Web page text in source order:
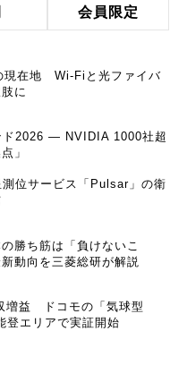
会員限定
現在地 Wi-Fiと光ファイバ
に
ド2026 ― NVIDIA 1000社超
」
位サービス「Pulsar」の衛
勝ち筋は「負けないこ
動向を三菱総研が解説
増益 ドコモの「気球型
登エリアで実証開始